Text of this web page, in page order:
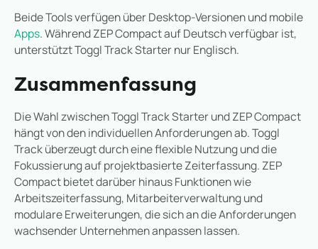
Beide Tools verfügen über Desktop-Versionen und mobile
Apps. Während ZEP Compact auf Deutsch verfügbar ist,
unterstützt Toggl Track Starter nur Englisch.
Zusammenfassung
Die Wahl zwischen Toggl Track Starter und ZEP Compact
hängt von den individuellen Anforderungen ab. Toggl
Track überzeugt durch eine flexible Nutzung und die
Fokussierung auf projektbasierte Zeiterfassung. ZEP
Compact bietet darüber hinaus Funktionen wie
Arbeitszeiterfassung, Mitarbeiterverwaltung und
modulare Erweiterungen, die sich an die Anforderungen
wachsender Unternehmen anpassen lassen.